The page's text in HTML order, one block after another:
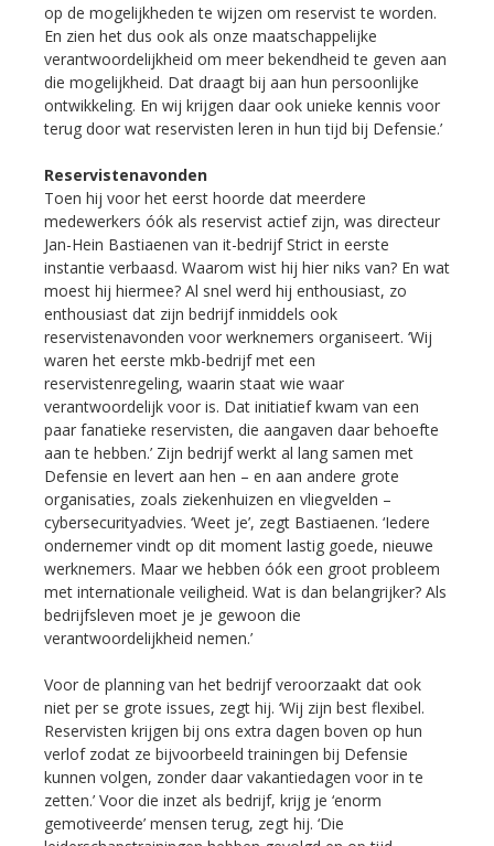
op de mogelijkheden te wijzen om reservist te worden.
En zien het dus ook als onze maatschappelijke
verantwoordelijkheid om meer bekendheid te geven aan
die mogelijkheid. Dat draagt bij aan hun persoonlijke
ontwikkeling. En wij krijgen daar ook unieke kennis voor
terug door wat reservisten leren in hun tijd bij Defensie.’
Reservistenavonden
Toen hij voor het eerst hoorde dat meerdere
medewerkers óók als reservist actief zijn, was directeur
Jan-Hein Bastiaenen van it-bedrijf Strict in eerste
instantie verbaasd. Waarom wist hij hier niks van? En wat
moest hij hiermee? Al snel werd hij enthousiast, zo
enthousiast dat zijn bedrijf inmiddels ook
reservistenavonden voor werknemers organiseert. ‘Wij
waren het eerste mkb-bedrijf met een
reservistenregeling, waarin staat wie waar
verantwoordelijk voor is. Dat initiatief kwam van een
paar fanatieke reservisten, die aangaven daar behoefte
aan te hebben.’ Zijn bedrijf werkt al lang samen met
Defensie en levert aan hen – en aan andere grote
organisaties, zoals ziekenhuizen en vliegvelden –
cybersecurityadvies. ‘Weet je’, zegt Bastiaenen. ‘Iedere
ondernemer vindt op dit moment lastig goede, nieuwe
werknemers. Maar we hebben óók een groot probleem
met internationale veiligheid. Wat is dan belangrijker? Als
bedrijfsleven moet je je gewoon die
verantwoordelijkheid nemen.’
Voor de planning van het bedrijf veroorzaakt dat ook
niet per se grote issues, zegt hij. ‘Wij zijn best flexibel.
Reservisten krijgen bij ons extra dagen boven op hun
verlof zodat ze bijvoorbeeld trainingen bij Defensie
kunnen volgen, zonder daar vakantiedagen voor in te
zetten.’ Voor die inzet als bedrijf, krijg je ‘enorm
gemotiveerde’ mensen terug, zegt hij. ‘Die